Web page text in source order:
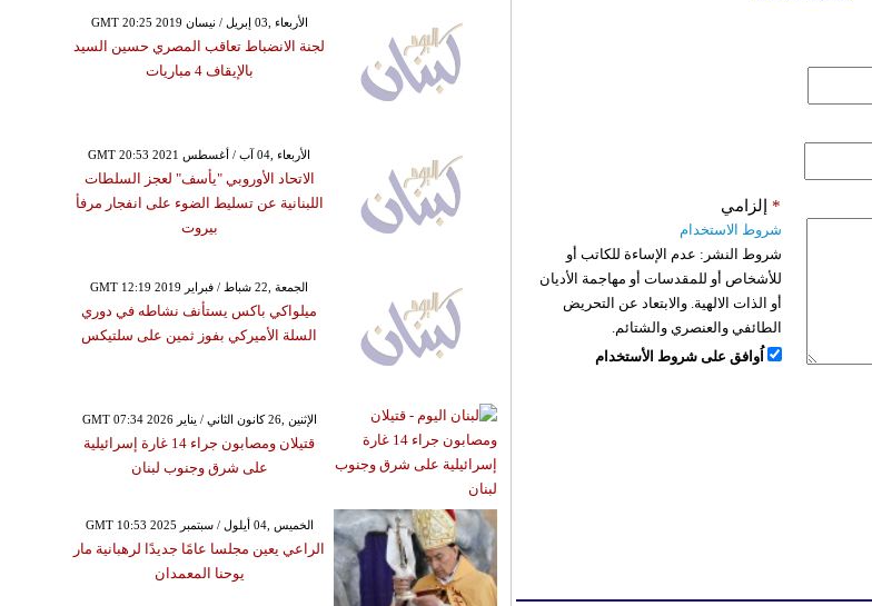
إلزامي *
شروط الاستخدام
شروط النشر: عدم الإساءة للكاتب أو
للأشخاص أو للمقدسات أو مهاجمة الأديان
أو الذات الالهية. والابتعاد عن التحريض
الطائفي والعنصري والشتائم.
اُوافق على شروط الأستخدام
GMT 20:25 2019 الأربعاء ,03 إبريل / نيسان
لجنة الانضباط تعاقب المصري حسين السيد
بالإيقاف 4 مباريات
GMT 20:53 2021 الأربعاء ,04 آب / أغسطس
الاتحاد الأوروبي "يأسف" لعجز السلطات
اللبنانية عن تسليط الضوء على انفجار مرفأ
بيروت
GMT 12:19 2019 الجمعة ,22 شباط / فبراير
ميلواكي باكس يستأنف نشاطه في دوري
السلة الأميركي بفوز ثمين على سلتيكس
GMT 07:34 2026 الإثنين ,26 كانون الثاني / يناير
قتيلان ومصابون جراء 14 غارة إسرائيلية
على شرق وجنوب لبنان
GMT 10:53 2025 الخميس ,04 أيلول / سبتمبر
الراعي يعين مجلسا عامًا جديدًا لرهبانية مار
يوحنا المعمدان